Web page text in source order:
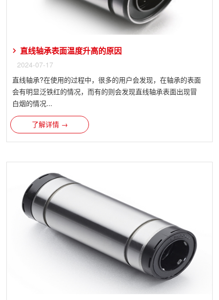
直线轴承表面温度升高的原因
2024-07-17
直线轴承?在使用的过程中，很多的用户会发现，在轴承的表面
会有明显泛铁红的情况，而有的则会发现直线轴承表面出现冒
白烟的情况...
了解详情 →